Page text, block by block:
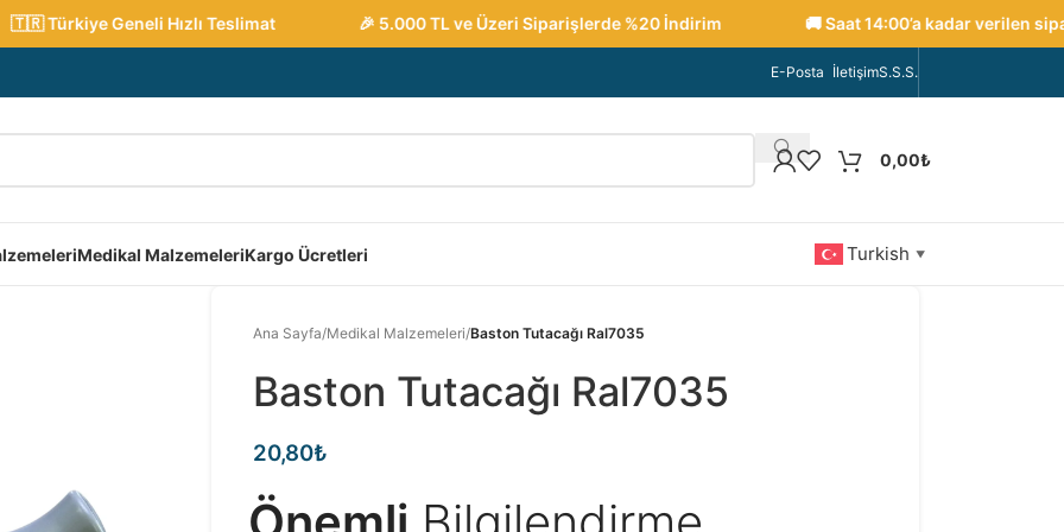
Türkiye Geneli Hızlı Teslimat 🎉 5.000 TL ve Üzeri Siparişlerde %20 İndirim 🚚 Saat 14:00’a kadar verilen
E-Posta İletişimS.S.S.
0,00₺
Medikal MalzemeleriKargo Ücretleri Turkish ▼
Ana Sayfa/Medikal Malzemeleri/Baston Tutacağı Ral7035
Baston Tutacağı Ral7035
20,80₺